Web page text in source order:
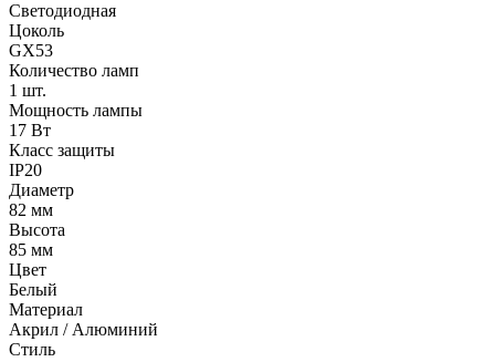
Светодиодная
Цоколь
GX53
Количество ламп
1 шт.
Мощность лампы
17 Вт
Класс защиты
IP20
Диаметр
82 мм
Высота
85 мм
Цвет
Белый
Материал
Акрил / Алюминий
Стиль